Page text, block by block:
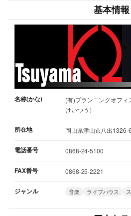
基本情報
名称(かな)
(有)プランニングオフ
けいつう）
所在地 岡山県津山市八出1326-6
電話番号 0868-24-5100
FAX番号 0868-25-2221
ジャンル 音楽 ライブハウス